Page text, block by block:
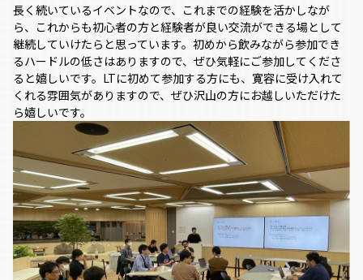
長く続いているイベントなので、これまでの経験を活かしなが
ら、これからも初心者の方と経験者が良い交流ができる場として
継続していけたらと思っています。初めから飲みながら参加でき
るハードルの低さはありますので、ぜひ気軽にご参加してくださ
ると嬉しいです。LTに初めて参加する方にも、寛容に受け入れて
くれる雰囲気がありますので、ぜひ沢山の方にお越しいただけた
ら嬉しいです。